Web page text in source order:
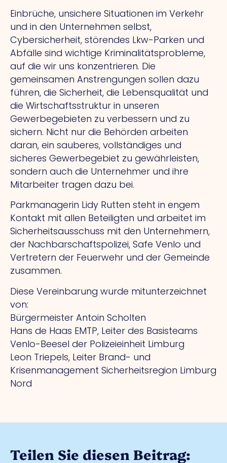
Einbrüche, unsichere Situationen im Verkehr
und in den Unternehmen selbst,
Cybersicherheit, störendes Lkw-Parken und
Abfälle sind wichtige Kriminalitätsprobleme,
auf die wir uns konzentrieren. Die
gemeinsamen Anstrengungen sollen dazu
führen, die Sicherheit, die Lebensqualität und
die Wirtschaftsstruktur in unseren
Gewerbegebieten zu verbessern und zu
sichern. Nicht nur die Behörden arbeiten
daran, ein sauberes, vollständiges und
sicheres Gewerbegebiet zu gewährleisten,
sondern auch die Unternehmer und ihre
Mitarbeiter tragen dazu bei.
Parkmanagerin Lidy Rutten steht in engem
Kontakt mit allen Beteiligten und arbeitet im
Sicherheitsausschuss mit den Unternehmern,
der Nachbarschaftspolizei, Safe Venlo und
Vertretern der Feuerwehr und der Gemeinde
zusammen.
Diese Vereinbarung wurde mitunterzeichnet
von:
Bürgermeister Antoin Scholten
Hans de Haas EMTP, Leiter des Basisteams
Venlo-Beesel der Polizeieinheit Limburg
Leon Triepels, Leiter Brand- und
Krisenmanagement Sicherheitsregion Limburg
Nord
Teilen Sie diesen Beitrag: